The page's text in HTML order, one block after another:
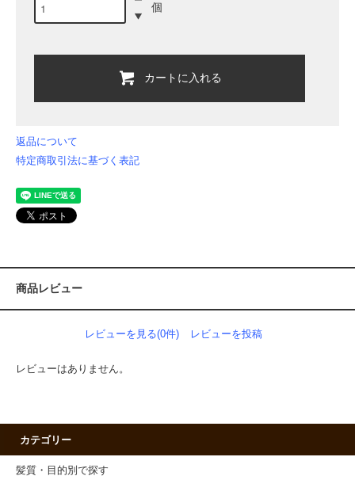
個
カートに入れる
返品について
特定商取引法に基づく表記
商品レビュー
レビューを見る(0件) レビューを投稿
レビューはありません。
カテゴリー
髪質・目的別で探す